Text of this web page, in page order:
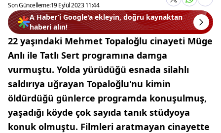
Son Güncelleme:19 Eylül 2023 11:44
A Haber’i Google'a ekleyin, doğru kaynaktan
haberi alın!
22 yaşındaki Mehmet Topaloğlu cinayeti Müge
Anlı ile Tatlı Sert programına damga
vurmuştu. Yolda yürüdüğü esnada silahlı
saldırıya uğrayan Topaloğlu'nu kimin
öldürdüğü günlerce programda konuşulmuş,
yaşadığı köyde çok sayıda tanık stüdyoya
konuk olmuştu. Filmleri aratmayan cinayette